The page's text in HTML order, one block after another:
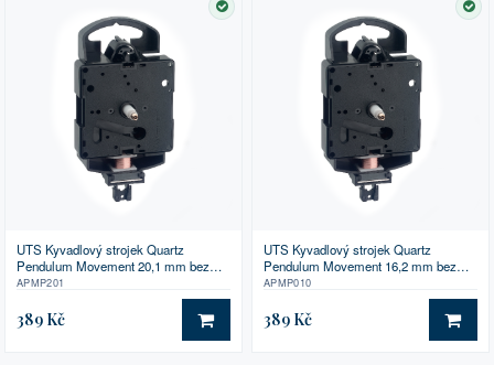
SKLADEM
UTS Kyvadlový strojek Quartz
Pendulum Movement 20,1 mm bez
příslušenství
APMP201
389 Kč DO KOŠÍKU
UTS Kyvadlový strojek Quartz
Pendulum Movement 16,2 mm bez
příslušenství
APMP010
389 Kč DO